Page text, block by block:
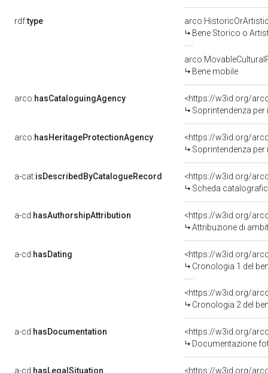
rdf:type
Bene Storico o
Bene mobile
arco:hasCataloguingAgency
<https://w3id.org/
Soprintendenza
arco:hasHeritageProtectionAgency
<https://w3id.org/
Soprintendenza
a-cat:isDescribedByCatalogueRecord
<https://w3id.org/
Scheda
a-cd:hasAuthorshipAttribution
<https://w3id.org/
Attribuzione di
a-cd:hasDating
<https://w3id.org/
Cronologia 1 del
<https://w3id.org/
Cronologia 2 del
a-cd:hasDocumentation
Documentazione
a-cd:hasLegalSituation